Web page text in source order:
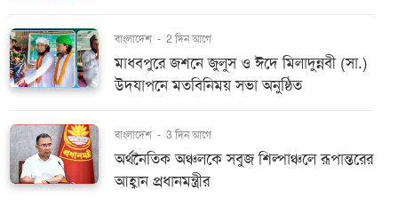
বাংলাদেশ - 2 দিন আগে
মাধবপুরে জশনে জুলুস ও ঈদে মিলাদুন্নবী (সা.)
উদযাপনে মতবিনিময় সভা অনুষ্ঠিত
বাংলাদেশ - 3 দিন আগে
অর্থনৈতিক অঞ্চলকে সবুজ শিল্পাঞ্চলে রূপান্তরের
আহ্বান প্রধানমন্ত্রীর